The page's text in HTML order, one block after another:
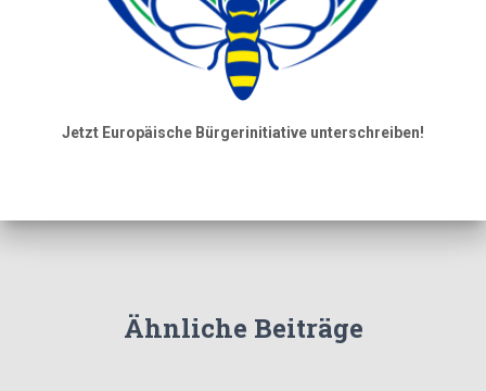
Jetzt Europäische Bürgerinitiative unterschreiben!
Ähnliche Beiträge